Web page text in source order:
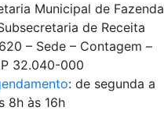
Municipal de Fazenda
de Receita
– Sede – Contagem –
32.040-000
: de segunda a
8h às 16h